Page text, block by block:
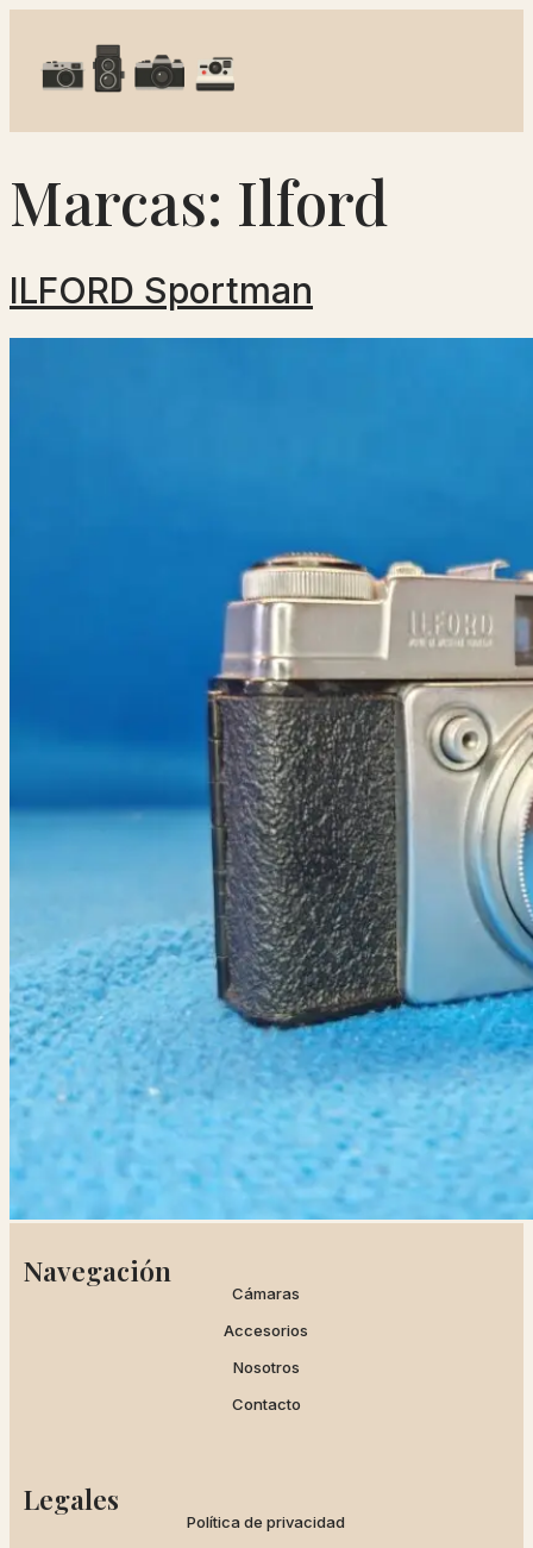
Marcas: Ilford
ILFORD Sportman
Navegación
Cámaras
Accesorios
Nosotros
Contacto
Legales
Política de privacidad